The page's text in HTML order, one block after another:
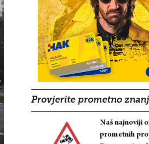
Provjerite prometno
Naš najnoviji
prometnih